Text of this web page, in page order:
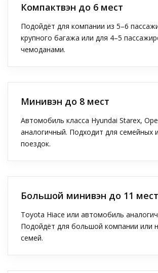
Компактвэн до 6 мест
Подойдёт для компании из 5–6
крупного багажа или для 4–5
чемоданами.
Минивэн до 8 мест
Автомобиль класса Hyundai Starex,
аналогичный. Подходит для семейных
поездок.
Большой минивэн до 11 мест
Toyota Hiace или автомобиль
Подойдёт для большой компании или
семей.